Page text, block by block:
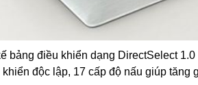
bảng điều khiển dạng DirectSelect
độc lập, 17 cấp độ nấu giúp tăng